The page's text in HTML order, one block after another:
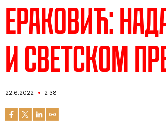
Ераковић:
и Светском
22.6.2022 2:38